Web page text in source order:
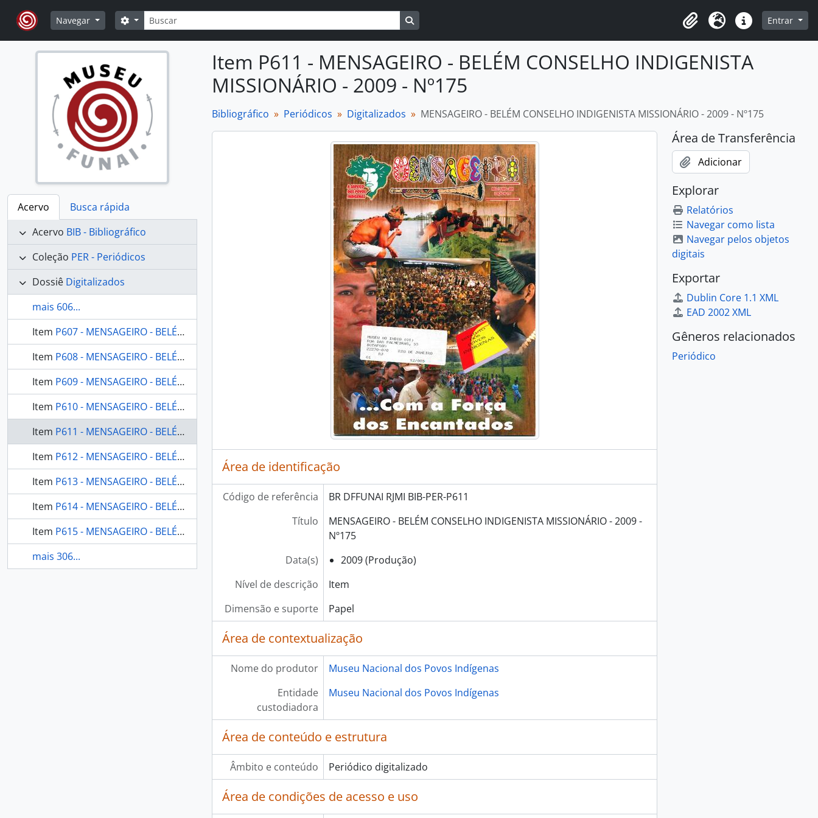
Skip to main content
Navegar
Buscar
Opções de busca
Área de Transferência
Idioma Atalhos Entrar
Acervo
Busca rápida
Acervo BIB - Bibliográfico
Coleção PER - Periódicos
Dossiê Digitalizados
mais 606...
Item P607 - MENSAGEIRO - BELÉM CONSELHO INDIGENISTA MISSIONÁRIO - 2008 - Nº171
Item P608 - MENSAGEIRO - BELÉM CONSELHO INDIGENISTA MISSIONÁRIO - 2008 - Nº172
Item P609 - MENSAGEIRO - BELÉM CONSELHO INDIGENISTA MISSIONÁRIO - 2009 - Nº173
Item P610 - MENSAGEIRO - BELÉM CONSELHO INDIGENISTA MISSIONÁRIO - 2009 - Nº174
Item P611 - MENSAGEIRO - BELÉM CONSELHO INDIGENISTA MISSIONÁRIO - 2009 - Nº175
Item P612 - MENSAGEIRO - BELÉM CONSELHO INDIGENISTA MISSIONÁRIO - 2009 - Nº176
Item P613 - MENSAGEIRO - BELÉM CONSELHO INDIGENISTA MISSIONÁRIO - 2009 - Nº178
Item P614 - MENSAGEIRO - BELÉM CONSELHO INDIGENISTA MISSIONÁRIO - 2010 - Nº179
Item P615 - MENSAGEIRO - BELÉM CONSELHO INDIGENISTA MISSIONÁRIO - 2010 - Nº180
mais 306...
Item P611 - MENSAGEIRO - BELÉM CONSELHO INDIGENISTA
MISSIONÁRIO - 2009 - Nº175
Bibliográfico Periódicos Digitalizados MENSAGEIRO - BELÉM CONSELHO INDIGENISTA MISSIONÁRIO - 2009 - Nº175
Área de identificação
Código de referência
BR DFFUNAI RJMI BIB-PER-P611
Título
MENSAGEIRO - BELÉM CONSELHO INDIGENISTA MISSIONÁRIO - 2009 -
Nº175
Data(s)
2009 (Produção)
Nível de descrição
Item
Dimensão e suporte
Papel
Área de contextualização
Nome do produtor
Museu Nacional dos Povos Indígenas
Entidade
custodiadora
Museu Nacional dos Povos Indígenas
Área de conteúdo e estrutura
Âmbito e conteúdo Periódico digitalizado
Área de condições de acesso e uso
Área de Transferência
Adicionar
Explorar
Relatórios
Navegar como lista
Navegar pelos objetos
digitais
Exportar
Dublin Core 1.1 XML
EAD 2002 XML
Gêneros relacionados
Periódico